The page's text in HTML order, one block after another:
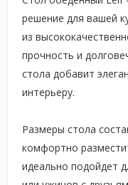
решение для вашей
из
прочность и
стола добавит
интерьеру.
Размеры стола
комфортно
идеально подойдет